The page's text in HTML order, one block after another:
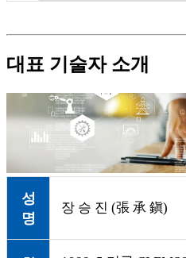
대표 기술자 소개
성
명
장 승 진 (張 承 鎭)